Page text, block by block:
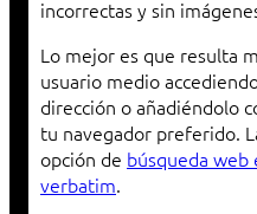
incorrectas y sin
Lo mejor es que resulta
usuario medio
dirección o añadiéndolo
tu navegador preferido.
opción de búsqueda web
verbatim.